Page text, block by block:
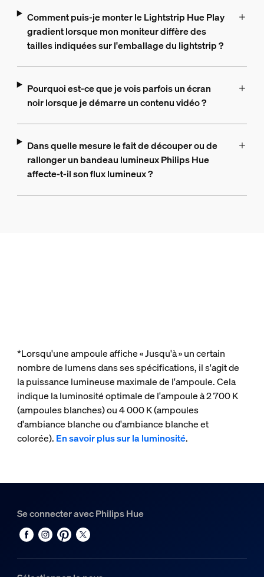
Comment puis-je monter le Lightstrip Hue Play
gradient lorsque mon moniteur diffère des
tailles indiquées sur l'emballage du lightstrip ?
Pourquoi est-ce que je vois parfois un écran
noir lorsque je démarre un contenu vidéo ?
Dans quelle mesure le fait de découper ou de
rallonger un bandeau lumineux Philips Hue
affecte-t-il son flux lumineux ?
*Lorsqu'une ampoule affiche « Jusqu'à » un certain
nombre de lumens dans ses spécifications, il s'agit de
la puissance lumineuse maximale de l'ampoule. Cela
indique la luminosité optimale de l'ampoule à 2 700 K
(ampoules blanches) ou 4 000 K (ampoules
d'ambiance blanche ou d'ambiance blanche et
colorée). En savoir plus sur la luminosité.
Se connecter avec Philips Hue